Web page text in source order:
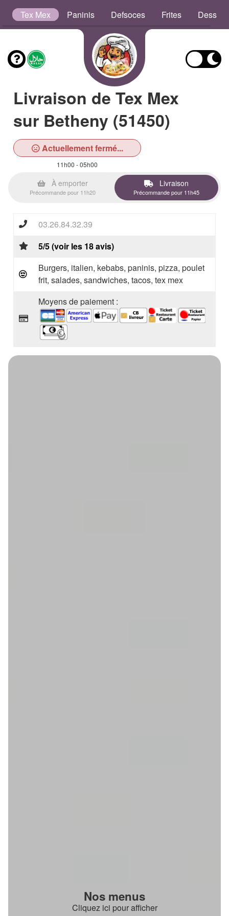
Tex Mex Paninis Defsoces Frites
Livraison de Tex Mex
sur Betheny (51450)
Actuellement fermé...
11h00 - 05h00
À emporter
Précommande pour 11h20
Livraison
Précommande pour 11h45
03.26.84.32.39
5/5 (voir les 18 avis)
Burgers, italien, kebabs, paninis, pizza, poulet
frit, salades, sandwiches, tacos, tex mex
Moyens de paiement :
Nos menus
Cliquez ici pour afficher